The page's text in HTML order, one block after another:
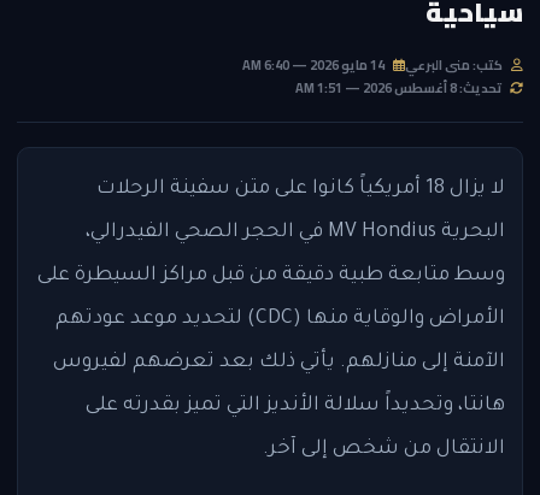
سياحية
كتب: منى البرعي
تحديث: 8 أغسطس 2026 — 1:51 AM
لا يزال 18 أمريكياً كانوا على متن سفينة الرحلات
البحرية MV Hondius في الحجر الصحي الفيدرالي،
وسط متابعة طبية دقيقة من قبل مراكز السيطرة على
الأمراض والوقاية منها (CDC) لتحديد موعد عودتهم
الآمنة إلى منازلهم. يأتي ذلك بعد تعرضهم لفيروس
هانتا، وتحديداً سلالة الأنديز التي تميز بقدرته على
الانتقال من شخص إلى آخر.